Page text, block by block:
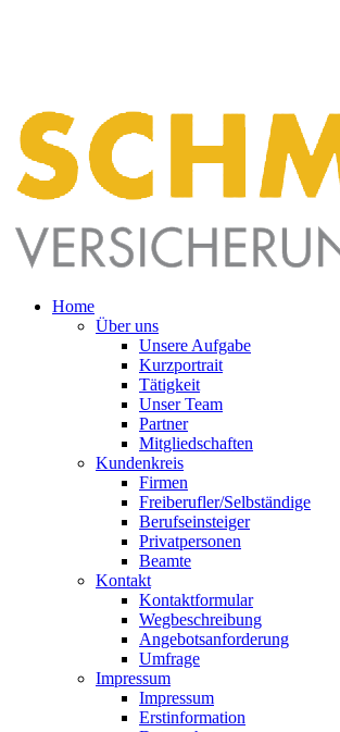
Home
Über uns
Unsere Aufgabe
Kurzportrait
Tätigkeit
Unser Team
Partner
Mitgliedschaften
Kundenkreis
Firmen
Freiberufler/Selbständige
Berufseinsteiger
Privatpersonen
Beamte
Kontakt
Kontaktformular
Wegbeschreibung
Angebotsanforderung
Umfrage
Impressum
Impressum
Erstinformation